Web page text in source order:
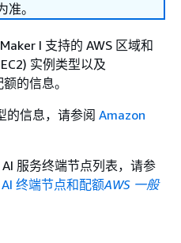
。
I 支持的 AWS 区域和
实例类型以及
的信息。
的信息，请参阅 Amazon
服务终端节点列表，请参
终端节点和配额AWS 一般